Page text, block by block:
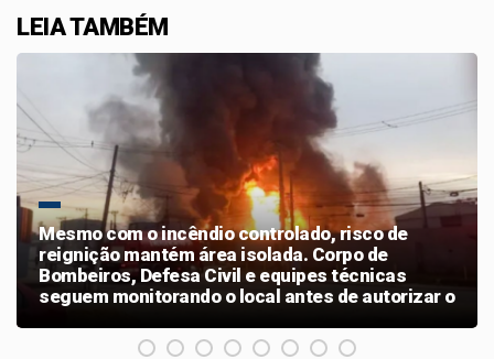
LEIA TAMBÉM
Mesmo com o incêndio controlado, risco de
reignição mantém área isolada. Corpo de
Bombeiros, Defesa Civil e equipes técnicas
seguem monitorando o local antes de autorizar o